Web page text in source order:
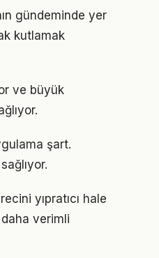
gündeminde yer
kutlamak
ve büyük
şart.
yıpratıcı hale
verimli